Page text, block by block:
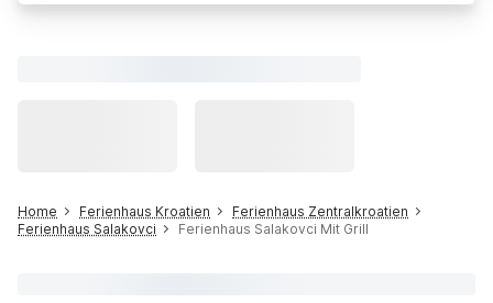
Home Ferienhaus Kroatien
Ferienhaus Zentralkroatien
Ferienhaus Salakovci
Ferienhaus Salakovci Mit Grill